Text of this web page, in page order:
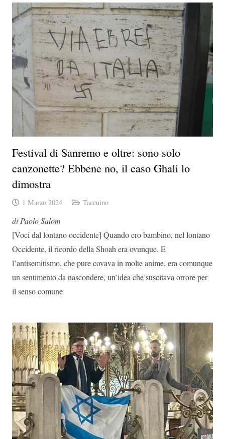
Festival di Sanremo e oltre: sono solo
canzonette? Ebbene no, il caso Ghali lo
dimostra
1 Marzo 2024 Taccuino
di Paolo Salom
[Voci dal lontano occidente] Quando ero bambino, nel lontano
Occidente, il ricordo della Shoah era ovunque. E
l’antisemitismo, che pure covava in molte anime, era comunque
un sentimento da nascondere, un’idea che suscitava orrore per
il senso comune